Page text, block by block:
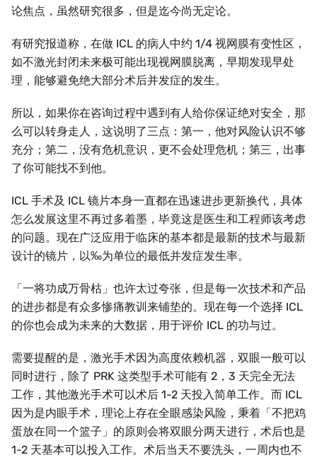
论焦点，虽然研究很多，但是迄今尚无定论。
有研究报道称，在做 ICL 的病人中约 1/4 视网膜有变性区，
如不激光封闭未来极可能出现视网膜脱离，早期发现早处
理，能够避免绝大部分术后并发症的发生。
所以，如果你在咨询过程中遇到有人给你保证绝对安全，那
么可以转身走人，这说明了三点：第一，他对风险认识不够
充分；第二，没有危机意识，更不会处理危机；第三，出事
了你可能找不到他。
ICL 手术及 ICL 镜片本身一直都在迅速进步更新换代，具体
怎么发展这里不再过多着墨，毕竟这是医生和工程师该考虑
的问题。现在广泛应用于临床的基本都是最新的技术与最新
设计的镜片，以‰为单位的最低并发症发生率。
「一将功成万骨枯」也许太过夸张，但是每一次技术和产品
的进步都是有众多惨痛教训来铺垫的。现在每一个选择 ICL
的你也会成为未来的大数据，用于评价 ICL 的功与过。
需要提醒的是，激光手术因为高度依赖机器，双眼一般可以
同时进行，除了 PRK 这类型手术可能有 2，3 天完全无法
工作，其他激光手术可以术后 1-2 天投入简单工作。而 ICL
因为是内眼手术，理论上存在全眼感染风险，秉着「不把鸡
蛋放在同一个篮子」的原则会将双眼分两天进行，术后也是
1-2 天基本可以投入工作。术后当天不要洗头，一周内也不